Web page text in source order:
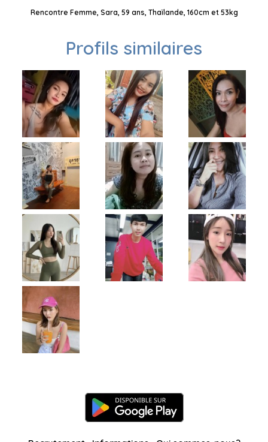
Rencontre Femme, Sara, 59 ans, Thaïlande, 160cm et 53kg
Profils similaires